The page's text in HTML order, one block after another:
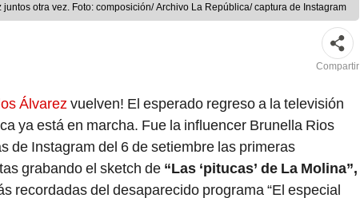
otra vez. Foto: composición/ Archivo La República/ captura de Instagram
Compartir
Álvarezvuelven! El esperado regreso a la televisión
ya está en marcha. Fue la influencer Brunella Rios
de Instagram del 6 de setiembre las primeras
grabando el sketch de “Las ‘pitucas’ de La Molina”,
recordadas del desaparecido programa “El especial